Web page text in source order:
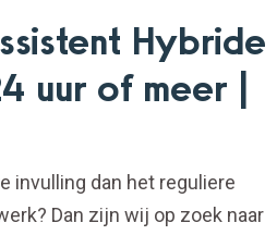
Hybride
uur of meer |
invulling dan het reguliere
Dan zijn wij op zoek naar